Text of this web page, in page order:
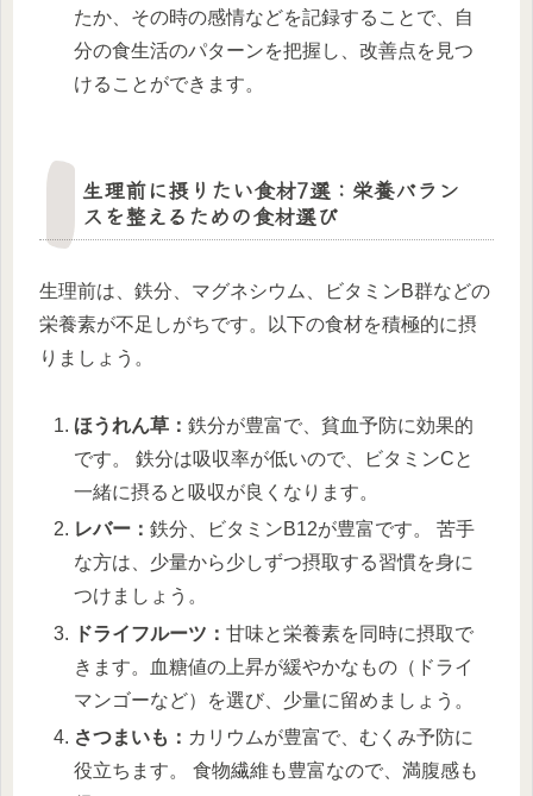
たか、その時の感情などを記録することで、自
分の食生活のパターンを把握し、改善点を見つ
けることができます。
生理前に摂りたい食材7選：栄養バラン
スを整えるための食材選び
生理前は、鉄分、マグネシウム、ビタミンB群などの
栄養素が不足しがちです。以下の食材を積極的に摂
りましょう。
ほうれん草：鉄分が豊富で、貧血予防に効果的
です。 鉄分は吸収率が低いので、ビタミンCと
一緒に摂ると吸収が良くなります。
レバー：鉄分、ビタミンB12が豊富です。 苦手
な方は、少量から少しずつ摂取する習慣を身に
つけましょう。
ドライフルーツ：甘味と栄養素を同時に摂取で
きます。血糖値の上昇が緩やかなもの（ドライ
マンゴーなど）を選び、少量に留めましょう。
さつまいも： カリウムが豊富で、むくみ予防に
役立ちます。 食物繊維も豊富なので、満腹感も